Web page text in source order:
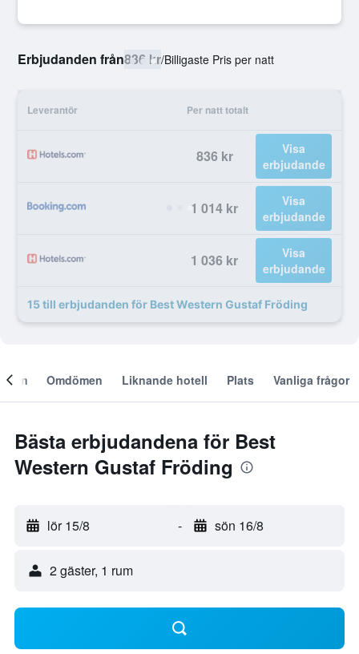
Erbjudanden från836 kr/Billigaste Pris per natt
Leverantör Per natt totalt
836 kr
Visa
erbjudande
1 014 kr
Visa
erbjudande
1 036 kr
Visa
erbjudande
15 till erbjudanden för Best Western Gustaf Fröding
Om Omdömen Liknande hotell Plats Vanliga frågor
Bästa erbjudandena för Best
Western Gustaf Fröding
lör 15/8 - sön 16/8
2 gäster, 1 rum